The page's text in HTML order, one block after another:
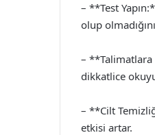
– **Test
olup
– **Talimatlara
dikkatlice
– **Cilt
etkisi artar.